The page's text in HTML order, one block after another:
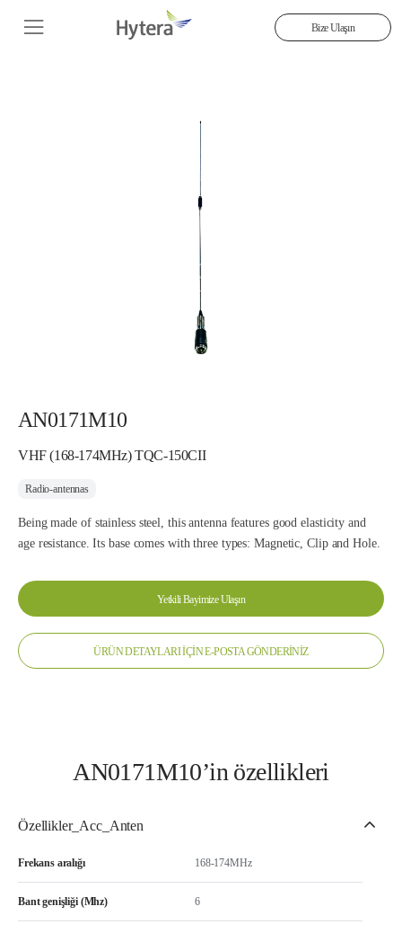
Bize Ulaşın
AN0171M10
VHF (168-174MHz) TQC-150CII
Radio-antennas
Being made of stainless steel, this antenna features good elasticity and
age resistance. Its base comes with three types: Magnetic, Clip and Hole.
Yetkili Bayimize Ulaşın
ÜRÜN DETAYLARI İÇİN E-POSTA GÖNDERİNİZ
AN0171M10’in özellikleri
Özellikler_Acc_Anten
Frekans aralığı 168-174MHz
Bant genişliği (Mhz) 6